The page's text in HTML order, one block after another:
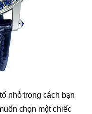
nhỏ trong cách bạn
chọn một chiếc